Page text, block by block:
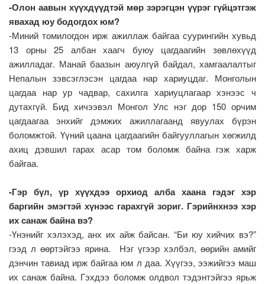
-Олон аавын хүүхдүүдтэй мөр зэрэгцэн үүрэг гүйцэтгэж
явахад юу бодогдох юм?
-Миний томилогдон ирж ажиллаж байгаа суурингийн хувьд
13 орны 25 албан хаагч буюу цагдаагийн зөвлөхүүд
ажилладаг. Манай баазын аюулгүй байдал, хамгаалалтыг
Непалын зэвсэглэсэн цагдаа нар хариуцдаг. Монголын
цагдаа нар ур чадвар, сахилга хариуцлагаар хэнээс ч
дутахгүй. Бид хичээвэл Монгол Улс нэг дор 150 орчим
цагдаагаа энхийг дэмжих ажиллагаанд явуулах бүрэн
боломжтой. Үүний цаана цагдаагийн байгууллагын хөгжилд
ахиц дэвшил гарах асар том боломж байна гэж харж
байгаа.
-Гэр бүл, үр хүүхдээ орхиод алба хаана гэдэг хэр
баргийн эмэгтэй хүнээс гарахгүй зориг. Гэрийнхнээ хэр
их санаж байна вэ?
-Үнэнийг хэлэхэд, анх их айж байсан. “Би юу хийчих вэ?”
гээд л өөртэйгээ ярина. Нэг үгээр хэлбэл, өөрийн амийг
дэнчин тавиад ирж байгаа юм л даа. Хүүгээ, ээжийгээ маш
их санаж байна. Гэхдээ боломж олдвол тэдэнтэйгээ ярьж